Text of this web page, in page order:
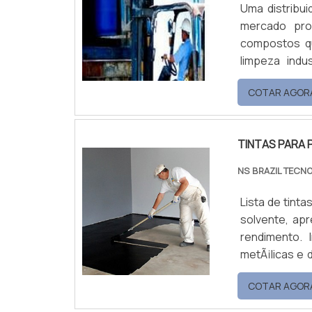
Uma
mercado
compostos
limpeza
possuem
COTAR
TINTAS PARA
NS BRAZIL
Lista de
solvente,
metÃ¡licas e
externas.
100%
de amina
COTAR